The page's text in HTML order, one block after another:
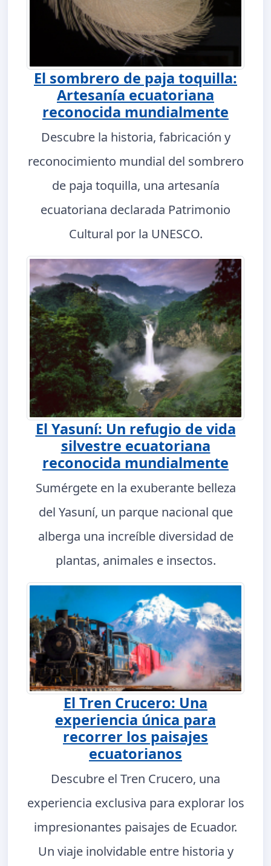
El sombrero de paja toquilla:
Artesanía ecuatoriana
reconocida mundialmente
Descubre la historia, fabricación y
reconocimiento mundial del sombrero
de paja toquilla, una artesanía
ecuatoriana declarada Patrimonio
Cultural por la UNESCO.
El Yasuní: Un refugio de vida
silvestre ecuatoriana
reconocida mundialmente
Sumérgete en la exuberante belleza
del Yasuní, un parque nacional que
alberga una increíble diversidad de
plantas, animales e insectos.
El Tren Crucero: Una
experiencia única para
recorrer los paisajes
ecuatorianos
Descubre el Tren Crucero, una
experiencia exclusiva para explorar los
impresionantes paisajes de Ecuador.
Un viaje inolvidable entre historia y